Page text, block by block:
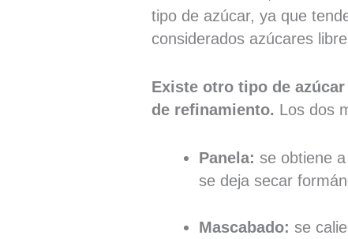
tipo de azúcar, ya que
considerados azúcares
Existe otro tipo de
de refinamiento. Los dos
Panela: se obtiene
se deja secar
Mascabado: se